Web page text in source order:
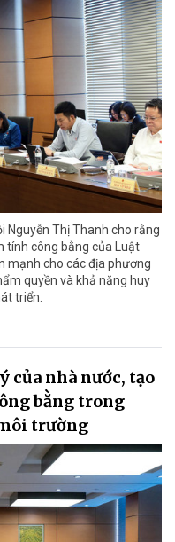
Nguyễn Thị Thanh cho rằng
tính công bằng của Luật
mạnh cho các địa phương
quyền và khả năng huy
triển.
của nhà nước, tạo
bằng trong
trường